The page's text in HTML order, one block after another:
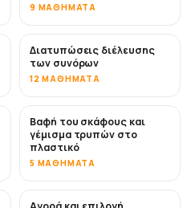
9 ΜΑΘΉΜΑΤΑ
Διατυπώσεις διέλευσης
των συνόρων
12 ΜΑΘΉΜΑΤΑ
ΣΎΝΤΟΜΑ
Βαφή του σκάφους και
γέμισμα τρυπών στο
πλαστικό
5 ΜΑΘΉΜΑΤΑ
ΣΎΝΤΟΜΑ